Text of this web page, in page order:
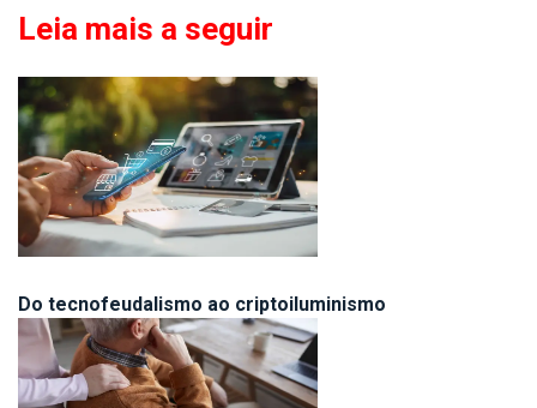
Leia mais a seguir
Do tecnofeudalismo ao criptoiluminismo